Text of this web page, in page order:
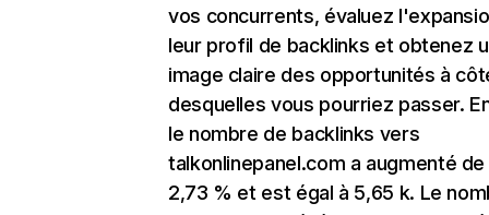
vos concurrents, évaluez
leur profil de backlinks et obtenez
image claire des opportunités à
desquelles vous pourriez passer.
le nombre de backlinks vers
talkonlinepanel.com a augmenté de
2,73 % et est égal à 5,65 k. Le